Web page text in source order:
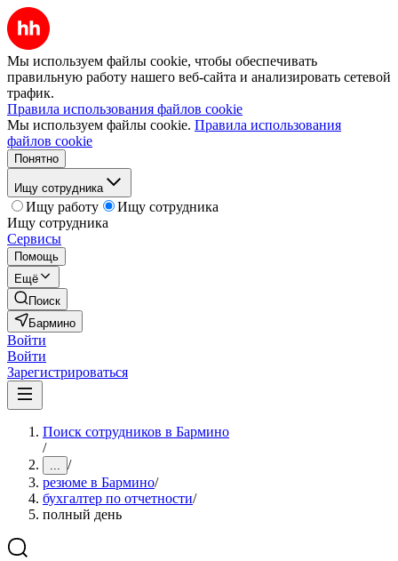
Мы используем файлы cookie, чтобы обеспечивать
правильную работу нашего веб-сайта и анализировать сетевой
трафик.
Правила использования файлов cookie
Мы используем файлы cookie. Правила использования
файлов cookie
Понятно
Ищу сотрудника
Ищу работу
Ищу сотрудника
Ищу сотрудника
Сервисы
Помощь
Ещё
Поиск
Бармино
Войти
Войти
Зарегистрироваться
Поиск сотрудников в Бармино
/
... /
резюме в Бармино/
бухгалтер по отчетности/
полный день